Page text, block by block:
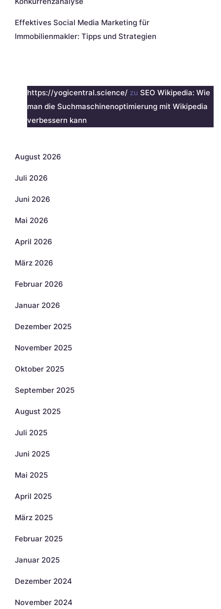
Effektives Social Media Marketing für
Immobilienmakler: Tipps und Strategien
https://yogicentral.science/ zu SEO Wikipedia: Wie
man die Suchmaschinenoptimierung mit Wikipedia
verbessern kann
August 2026
Juli 2026
Juni 2026
Mai 2026
April 2026
März 2026
Februar 2026
Januar 2026
Dezember 2025
November 2025
Oktober 2025
September 2025
August 2025
Juli 2025
Juni 2025
Mai 2025
April 2025
März 2025
Februar 2025
Januar 2025
Dezember 2024
November 2024